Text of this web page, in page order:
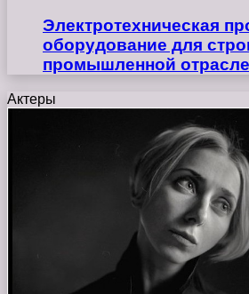
Электротехническая
оборудование для
промышленной
Актеры